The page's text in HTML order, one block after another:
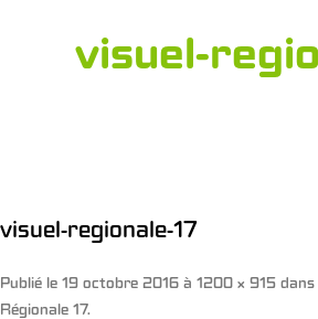
visuel-
visuel-regionale-17
Publié le 19 octobre 2016 à 1200 × 915 dans
Régionale 17.